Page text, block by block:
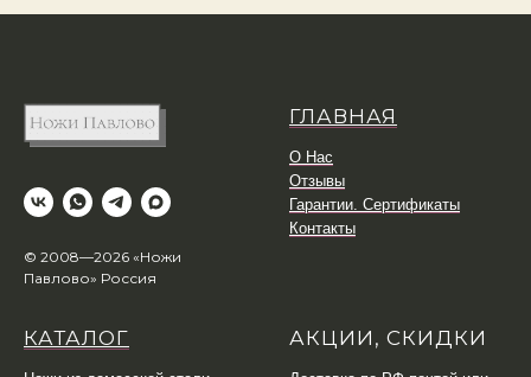
© 2008—2026 «Ножи
Павлово» Россия
ГЛАВНАЯ
О Нас
Отзывы
Гарантии. Сертификаты
Контакты
КАТАЛОГ АКЦИИ, СКИДКИ